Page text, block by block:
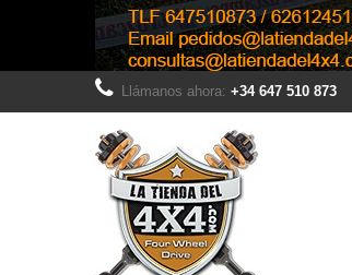
Llámanos ahora: +34 647 510 873